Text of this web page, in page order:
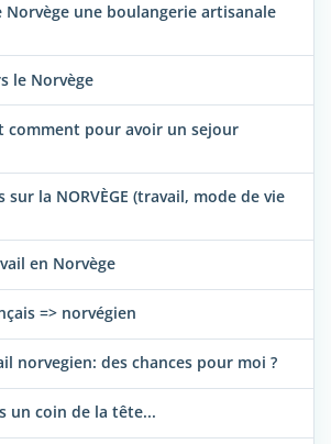
Norvège une boulangerie artisanale
le Norvège
comment pour avoir un sejour
sur la NORVÈGE (travail, mode de vie
en Norvège
=> norvégien
norvegien: des chances pour moi ?
un coin de la tête...